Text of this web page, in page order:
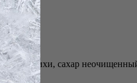
облепихи, сахар